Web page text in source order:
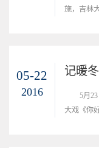
施，吉林
05-22
2016
5月
大戏《你